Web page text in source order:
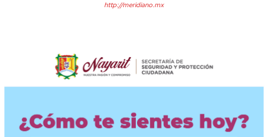
http://meridiano.mx